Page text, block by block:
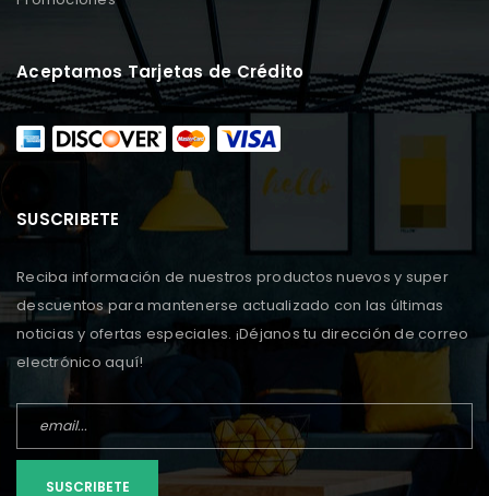
Aceptamos Tarjetas de Crédito
SUSCRIBETE
Reciba información de nuestros productos nuevos y super
descuentos para mantenerse actualizado con las últimas
noticias y ofertas especiales. ¡Déjanos tu dirección de correo
electrónico aquí!
SUSCRIBETE